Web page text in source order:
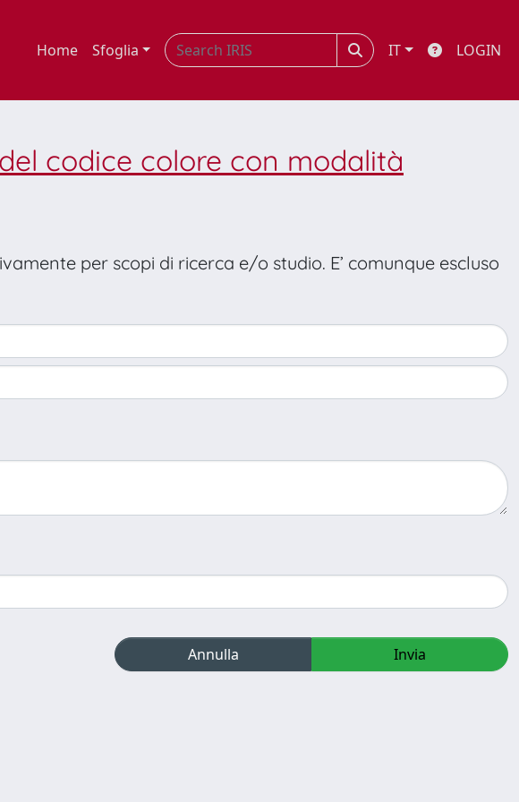
Home Sfoglia IT LOGIN
codice colore con modalità
per scopi di ricerca e/o studio. E’ comunque escluso
Annulla Invia